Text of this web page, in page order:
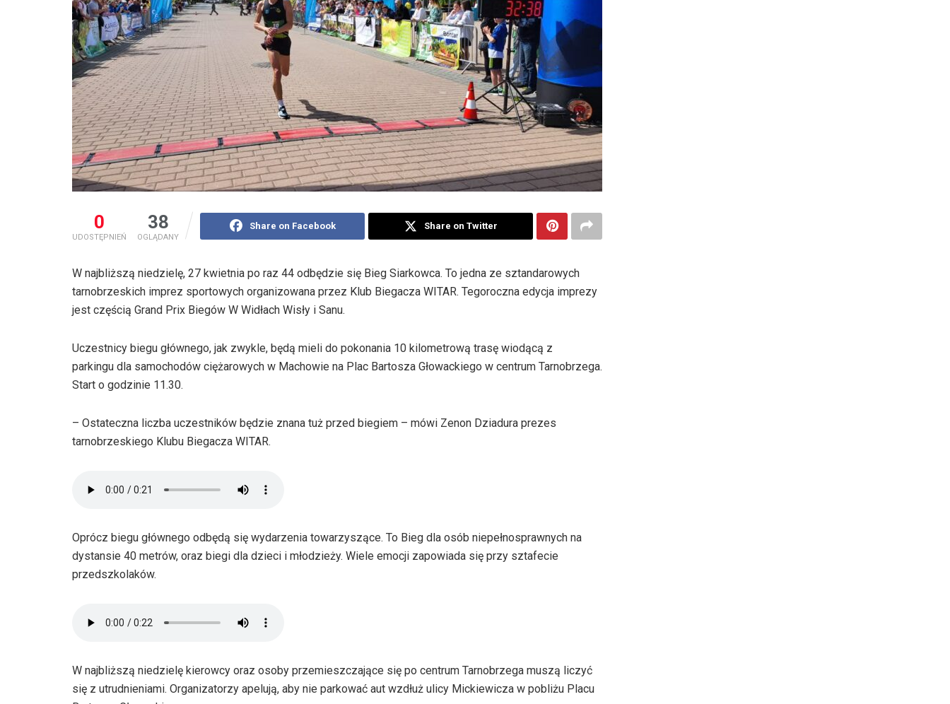
0
UDOSTĘPNIEŃ
38
OGLĄDANY
Share on Facebook Share on Twitter
W najbliższą niedzielę, 27 kwietnia po raz 44 odbędzie się Bieg Siarkowca. To jedna ze sztandarowych
tarnobrzeskich imprez sportowych organizowana przez Klub Biegacza WITAR. Tegoroczna edycja imprezy
jest częścią Grand Prix Biegów W Widłach Wisły i Sanu.
Uczestnicy biegu głównego, jak zwykle, będą mieli do pokonania 10 kilometrową trasę wiodącą z
parkingu dla samochodów ciężarowych w Machowie na Plac Bartosza Głowackiego w centrum Tarnobrzega.
Start o godzinie 11.30.
– Ostateczna liczba uczestników będzie znana tuż przed biegiem – mówi Zenon Dziadura prezes
tarnobrzeskiego Klubu Biegacza WITAR.
Oprócz biegu głównego odbędą się wydarzenia towarzyszące. To Bieg dla osób niepełnosprawnych na
dystansie 40 metrów, oraz biegi dla dzieci i młodzieży. Wiele emocji zapowiada się przy sztafecie
przedszkolaków.
W najbliższą niedzielę kierowcy oraz osoby przemieszczające się po centrum Tarnobrzega muszą liczyć
się z utrudnieniami. Organizatorzy apelują, aby nie parkować aut wzdłuż ulicy Mickiewicza w pobliżu Placu